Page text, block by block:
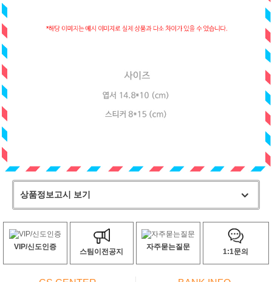
상품정보고시 보기
VIP/신도인증
스팀이전공지
자주묻는질문
1:1문의